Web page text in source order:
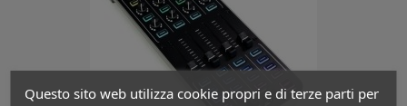
Questo sito web utilizza cookie propri e di terze parti per